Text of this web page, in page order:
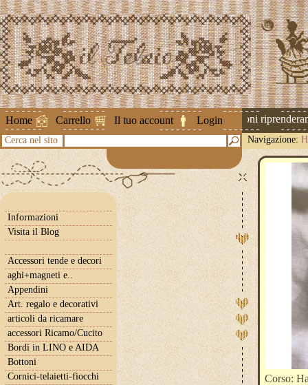
Home Carrello Il tuo account Login
Attenzione ! Le spedizioni
Cerca nel sito Navigazione:
Informazioni
Visita il Blog
Accessori tende e decori
aghi+magneti e..
Appendini
Art. regalo e decorativi
articoli da ricamare
accessori Ricamo/Cucito
Bordi in LINO e AIDA
Bottoni
Cornici-telaietti-fiocchi
Corso: